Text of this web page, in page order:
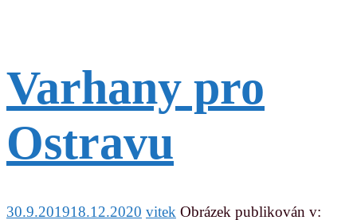
Varhany pro
Ostravu
30.9.201918.12.2020 vitek Obrázek publikován v: